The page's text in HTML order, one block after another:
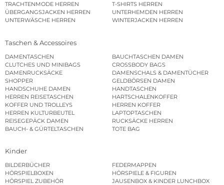
TRACHTENMODE HERREN
T-SHIRTS HERREN
ÜBERGANGSJACKEN HERREN
UNTERHEMDEN HERREN
UNTERWÄSCHE HERREN
WINTERJACKEN HERREN
Taschen & Accessoires
DAMENTASCHEN
BAUCHTASCHEN DAMEN
CLUTCHES UND MINIBAGS
CROSSBODY BAGS
DAMENRUCKSÄCKE
DAMENSCHALS & DAMENTÜCHER
SHOPPER
GELDBÖRSEN DAMEN
HANDSCHUHE DAMEN
HANDTASCHEN
HERREN REISETASCHEN
HARTSCHALENKOFFER
KOFFER UND TROLLEYS
HERREN KOFFER
HERREN KULTURBEUTEL
LAPTOPTASCHEN
REISEGEPÄCK DAMEN
RUCKSÄCKE HERREN
BAUCH- & GÜRTELTASCHEN
TOTE BAG
Kinder
BILDERBÜCHER
FEDERMAPPEN
HÖRSPIELBOXEN
HÖRSPIELE & FIGUREN
HÖRSPIEL ZUBEHÖR
JAUSENBOX & KINDER LUNCHBOX